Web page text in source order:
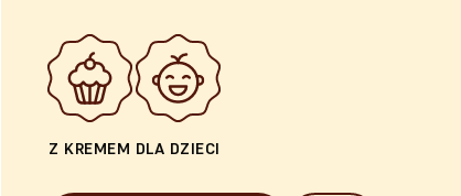
Z KREMEM DLA DZIECI